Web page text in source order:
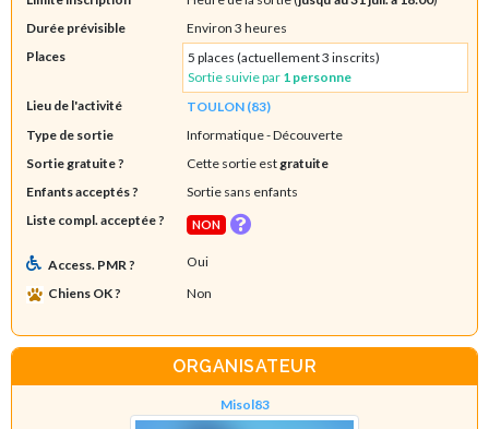
Durée prévisible
Environ 3 heures
Places
5 places (actuellement 3 inscrits)
Sortie suivie par 1 personne
Lieu de l'activité
TOULON (83)
Type de sortie
Informatique- Découverte
Sortie gratuite ?
Cette sortie est gratuite
Enfants acceptés ?
Sortie sans enfants
Liste compl. acceptée ?
NON
Access. PMR ?
Oui
Chiens OK ?
Non
ORGANISATEUR
Misol83